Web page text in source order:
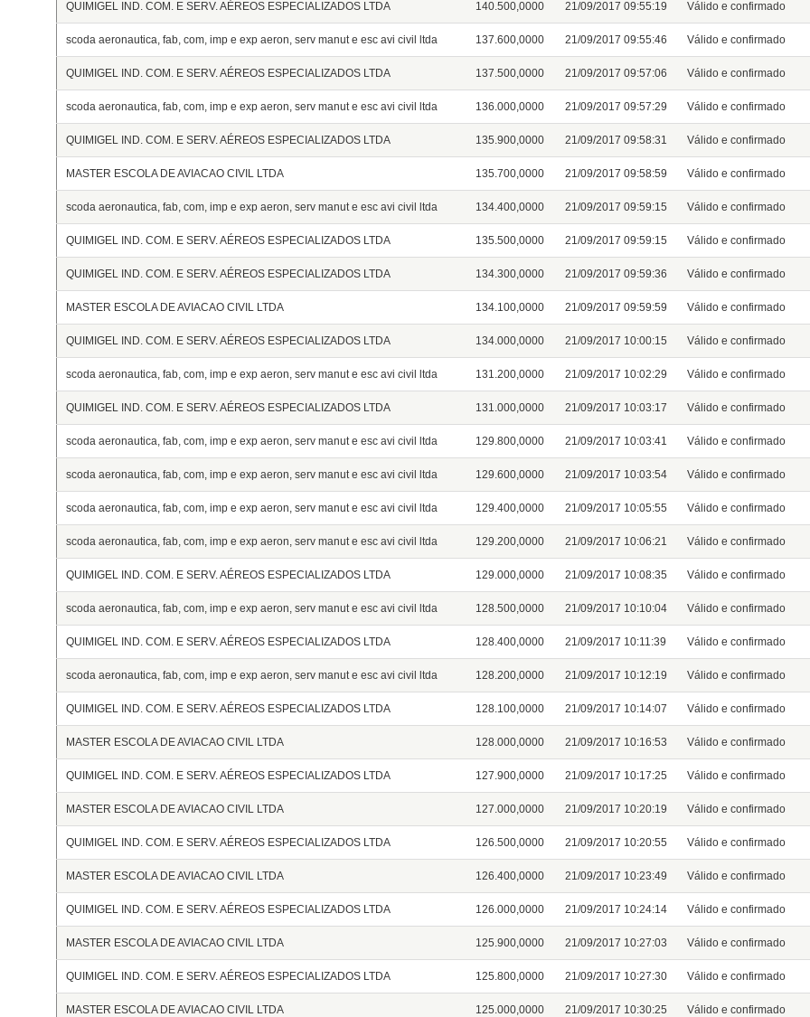
QUIMIGEL IND. COM. E SERV. AÉREOS ESPECIALIZADOS LTDA 140.500,0000 21/09/2017 09:55:19 Válido e confirmado
scoda aeronautica, fab, com, imp e exp aeron, serv manut e esc avi civil ltda 137.600,0000 21/09/2017 09:55:46 Válido e confirmado
QUIMIGEL IND. COM. E SERV. AÉREOS ESPECIALIZADOS LTDA 137.500,0000 21/09/2017 09:57:06 Válido e confirmado
scoda aeronautica, fab, com, imp e exp aeron, serv manut e esc avi civil ltda 136.000,0000 21/09/2017 09:57:29 Válido e confirmado
QUIMIGEL IND. COM. E SERV. AÉREOS ESPECIALIZADOS LTDA 135.900,0000 21/09/2017 09:58:31 Válido e confirmado
MASTER ESCOLA DE AVIACAO CIVIL LTDA 135.700,0000 21/09/2017 09:58:59 Válido e confirmado
scoda aeronautica, fab, com, imp e exp aeron, serv manut e esc avi civil ltda 134.400,0000 21/09/2017 09:59:15 Válido e confirmado
QUIMIGEL IND. COM. E SERV. AÉREOS ESPECIALIZADOS LTDA 135.500,0000 21/09/2017 09:59:15 Válido e confirmado
QUIMIGEL IND. COM. E SERV. AÉREOS ESPECIALIZADOS LTDA 134.300,0000 21/09/2017 09:59:36 Válido e confirmado
MASTER ESCOLA DE AVIACAO CIVIL LTDA 134.100,0000 21/09/2017 09:59:59 Válido e confirmado
QUIMIGEL IND. COM. E SERV. AÉREOS ESPECIALIZADOS LTDA 134.000,0000 21/09/2017 10:00:15 Válido e confirmado
scoda aeronautica, fab, com, imp e exp aeron, serv manut e esc avi civil ltda 131.200,0000 21/09/2017 10:02:29 Válido e confirmado
QUIMIGEL IND. COM. E SERV. AÉREOS ESPECIALIZADOS LTDA 131.000,0000 21/09/2017 10:03:17 Válido e confirmado
scoda aeronautica, fab, com, imp e exp aeron, serv manut e esc avi civil ltda 129.800,0000 21/09/2017 10:03:41 Válido e confirmado
scoda aeronautica, fab, com, imp e exp aeron, serv manut e esc avi civil ltda 129.600,0000 21/09/2017 10:03:54 Válido e confirmado
scoda aeronautica, fab, com, imp e exp aeron, serv manut e esc avi civil ltda 129.400,0000 21/09/2017 10:05:55 Válido e confirmado
scoda aeronautica, fab, com, imp e exp aeron, serv manut e esc avi civil ltda 129.200,0000 21/09/2017 10:06:21 Válido e confirmado
QUIMIGEL IND. COM. E SERV. AÉREOS ESPECIALIZADOS LTDA 129.000,0000 21/09/2017 10:08:35 Válido e confirmado
scoda aeronautica, fab, com, imp e exp aeron, serv manut e esc avi civil ltda 128.500,0000 21/09/2017 10:10:04 Válido e confirmado
QUIMIGEL IND. COM. E SERV. AÉREOS ESPECIALIZADOS LTDA 128.400,0000 21/09/2017 10:11:39 Válido e confirmado
scoda aeronautica, fab, com, imp e exp aeron, serv manut e esc avi civil ltda 128.200,0000 21/09/2017 10:12:19 Válido e confirmado
QUIMIGEL IND. COM. E SERV. AÉREOS ESPECIALIZADOS LTDA 128.100,0000 21/09/2017 10:14:07 Válido e confirmado
MASTER ESCOLA DE AVIACAO CIVIL LTDA 128.000,0000 21/09/2017 10:16:53 Válido e confirmado
QUIMIGEL IND. COM. E SERV. AÉREOS ESPECIALIZADOS LTDA 127.900,0000 21/09/2017 10:17:25 Válido e confirmado
MASTER ESCOLA DE AVIACAO CIVIL LTDA 127.000,0000 21/09/2017 10:20:19 Válido e confirmado
QUIMIGEL IND. COM. E SERV. AÉREOS ESPECIALIZADOS LTDA 126.500,0000 21/09/2017 10:20:55 Válido e confirmado
MASTER ESCOLA DE AVIACAO CIVIL LTDA 126.400,0000 21/09/2017 10:23:49 Válido e confirmado
QUIMIGEL IND. COM. E SERV. AÉREOS ESPECIALIZADOS LTDA 126.000,0000 21/09/2017 10:24:14 Válido e confirmado
MASTER ESCOLA DE AVIACAO CIVIL LTDA 125.900,0000 21/09/2017 10:27:03 Válido e confirmado
QUIMIGEL IND. COM. E SERV. AÉREOS ESPECIALIZADOS LTDA 125.800,0000 21/09/2017 10:27:30 Válido e confirmado
MASTER ESCOLA DE AVIACAO CIVIL LTDA 125.000,0000 21/09/2017 10:30:25 Válido e confirmado